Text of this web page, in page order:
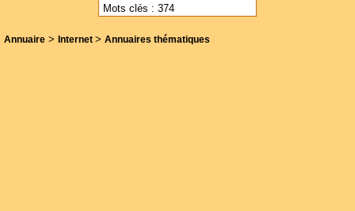
Mots clés : 374
Annuaire > Internet > Annuaires thématiques